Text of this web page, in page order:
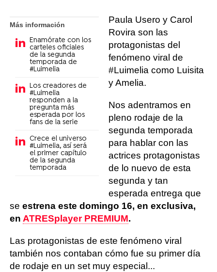
Más información
Enamórate con los
carteles oficiales
de la segunda
temporada de
#Luimelia
Los creadores de
#Luimelia
responden a la
pregunta más
esperada por los
fans de la serie
Crece el universo
#Luimelia, así será
el primer capítulo
de la segunda
temporada
Paula Usero y Carol
Rovira son las
protagonistas del
fenómeno viral de
#Luimelia como Luisita
y Amelia.
Nos adentramos en
pleno rodaje de la
segunda temporada
para hablar con las
actrices protagonistas
de lo nuevo de esta
segunda y tan
esperada entrega que
se estrena este domingo 16, en exclusiva,
en ATRESplayer PREMIUM.
Las protagonistas de este fenómeno viral
también nos contaban cómo fue su primer día
de rodaje en un set muy especial...